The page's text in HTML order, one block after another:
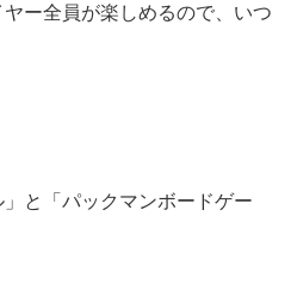
ー全員が楽しめるので、いつ
と「パックマンボードゲー